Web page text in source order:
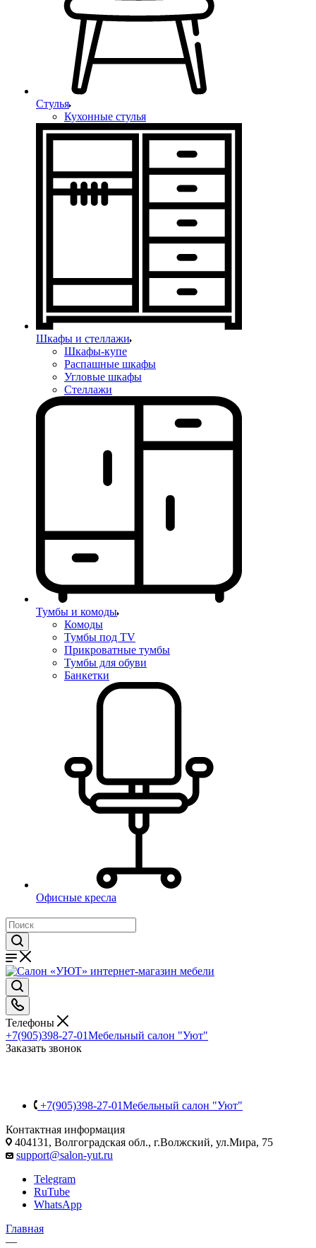
Стулья
Кухонные стулья
Шкафы и стеллажи
Шкафы-купе
Распашные шкафы
Угловые шкафы
Стеллажи
Тумбы и комоды
Комоды
Тумбы под TV
Прикроватные тумбы
Тумбы для обуви
Банкетки
Офисные кресла
Телефоны
+7(905)398-27-01Мебельный салон "Уют"
Заказать звонок
+7(905)398-27-01Мебельный салон "Уют"
Контактная информация
404131, Волгоградская обл., г.Волжский, ул.Мира, 75
support@salon-yut.ru
Telegram
RuTube
WhatsApp
Главная
—